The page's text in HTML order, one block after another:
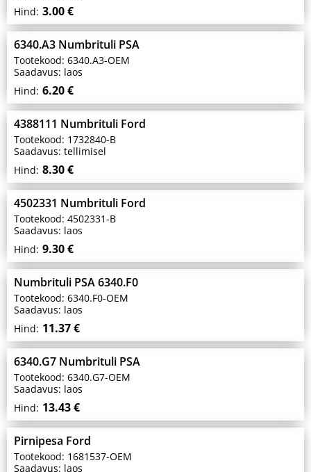
Hind: 3.00 €
6340.A3 Numbrituli PSA
Tootekood: 6340.A3-OEM
Saadavus: laos
Hind: 6.20 €
4388111 Numbrituli Ford
Tootekood: 1732840-B
Saadavus: tellimisel
Hind: 8.30 €
4502331 Numbrituli Ford
Tootekood: 4502331-B
Saadavus: laos
Hind: 9.30 €
Numbrituli PSA 6340.F0
Tootekood: 6340.F0-OEM
Saadavus: laos
Hind: 11.37 €
6340.G7 Numbrituli PSA
Tootekood: 6340.G7-OEM
Saadavus: laos
Hind: 13.43 €
Pirnipesa Ford
Tootekood: 1681537-OEM
Saadavus: laos